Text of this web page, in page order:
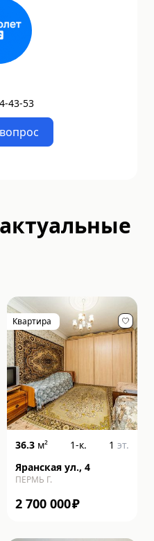
43-53
Квартира
36.3 м² 1-к. 1 эт.
Яранская ул., 4
ПЕРМЬ Г.
2 700 000₽